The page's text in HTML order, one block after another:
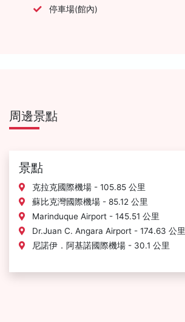
停車場(館內)
周邊景點
景點
克拉克國際機場 - 105.85 公里
蘇比克灣國際機場 - 85.12 公里
Marinduque Airport - 145.51 公里
Dr.Juan C. Angara Airport - 174.63 公里
尼諾伊．阿基諾國際機場 - 30.1 公里